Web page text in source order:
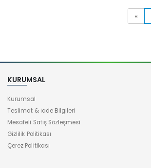
«
KURUMSAL
Kurumsal
Teslimat & İade Bilgileri
Mesafeli Satış Sözleşmesi
Gizlilik Politikası
Çerez Politikası